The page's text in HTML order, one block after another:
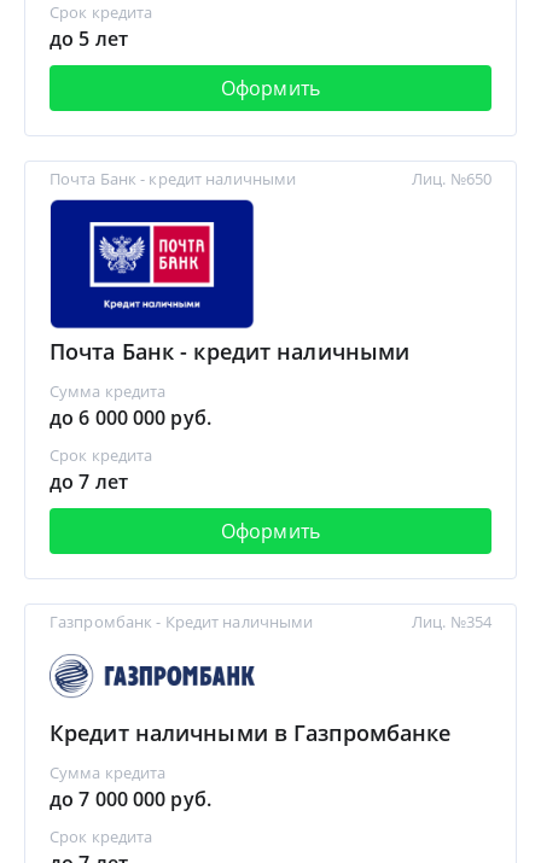
Срок кредита
до 5 лет
Оформить
Почта Банк - кредит наличными
Почта Банк - кредит наличными
Сумма кредита
до 6 000 000 руб.
Срок кредита
до 7 лет
Оформить
Лиц. №650
Газпромбанк - Кредит наличными
Кредит наличными в Газпромбанке
Сумма кредита
до 7 000 000 руб.
Срок кредита
Лиц. №354